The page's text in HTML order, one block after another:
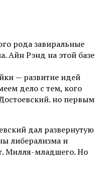
рода завиральные
Айн Рэнд на этой базе
— развитие идей
дело с тем, кого
но первым
дал развернутую
либерализма и
Милля-младшего. Но